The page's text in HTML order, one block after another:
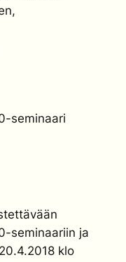
seminaari
seminaariin ja
klo